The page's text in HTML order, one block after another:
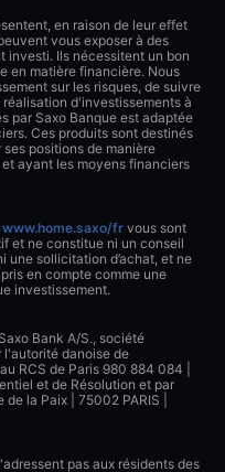
en raison de leur effet
vous exposer à des
investi. Ils nécessitent un bon
en matière financière. Nous
sur les risques, de suivre
d'investissements à
par Saxo Banque est adaptée
Ces produits sont destinés
positions de manière
ayant les moyens financiers
www.home.saxo/fr vous sont
et ne constitue ni un conseil
une sollicitation d’achat, et ne
en compte comme une
investissement.
Bank A/S., société
l'autorité danoise de
RCS de Paris 980 884 084 |
et de Résolution et par
la Paix | 75002 PARIS |
pas aux résidents des